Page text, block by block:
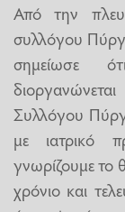
Από την
συλλόγου
σημείωσε
Συλλόγου
με ιατρικό
γνωρίζουμε το
χρόνιο και